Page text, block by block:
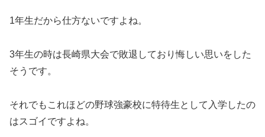
1年生だから仕方ないですよね。
3年生の時は長崎県大会で敗退しており悔しい思いをした
そうです。
それでもこれほどの野球強豪校に特待生として入学したの
はスゴイですよね。